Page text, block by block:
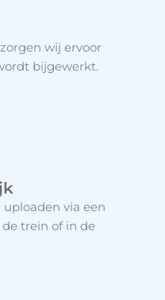
wij ervoor
bijgewerkt.
via een
trein of in de